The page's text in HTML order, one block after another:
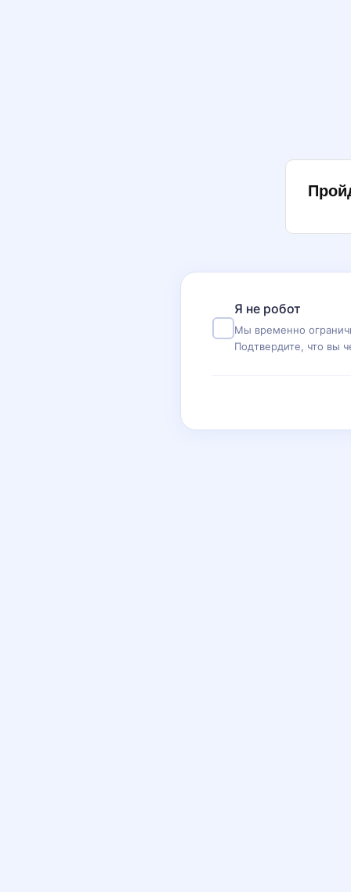
Я не робот
Мы временно
Подтвердите, что вы